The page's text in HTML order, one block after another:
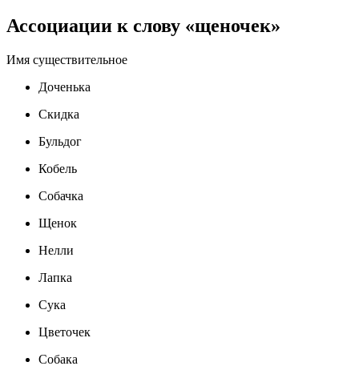
Ассоциации к слову «щеночек»
Имя существительное
Доченька
Скидка
Бульдог
Кобель
Собачка
Щенок
Нелли
Лапка
Сука
Цветочек
Собака